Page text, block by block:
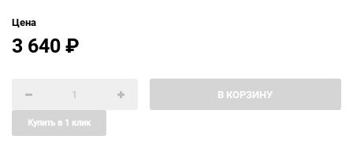
Цена
3 640₽
В КОРЗИНУ
Купить в 1 клик